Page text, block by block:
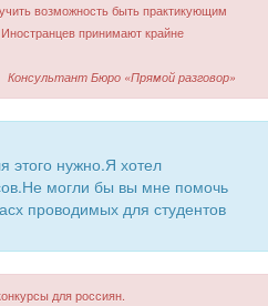
возможность быть практикующим
принимают крайне
Консультант Бюро «Прямой разговор»
этого нужно.Я хотел
могли бы вы мне помочь
проводимых для студентов
для россиян.